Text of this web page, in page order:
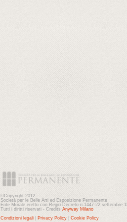
©Copyright 2012
Società per le Belle Arti ed Esposizione Permanente
Ente Morale eretto con Regio Decreto n.1447-22 settembre
Tutti i diritti riservati - Credits Anyway Milano
Condizioni legali
Privacy Policy Cookie Policy